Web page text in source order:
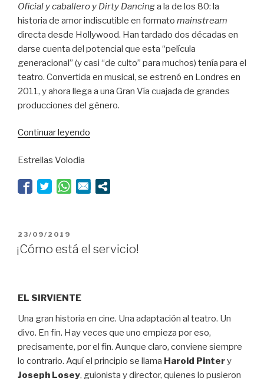
Oficial y caballero y Dirty Dancinga la de los 80: la
historia de amor indiscutible en formato mainstream
directa desde Hollywood. Han tardado dos décadas en
darse cuenta del potencial que esta “película
generacional” (y casi “de culto” para muchos) tenía para el
teatro. Convertida en musical, se estrenó en Londres en
2011, y ahora llega a una Gran Vía cuajada de grandes
producciones del género.
Continuar leyendo
Estrellas Volodia
PUBLICADO
EL
23/09/2019
¡Cómo está el servicio!
EL SIRVIENTE
Una gran historia en cine. Una adaptación al teatro. Un
divo. En fin. Hay veces que uno empieza por eso,
precisamente, por el fin. Aunque claro, conviene siempre
lo contrario. Aquí el principio se llama Harold Pintery
Joseph Losey, guionista y director, quienes lo pusieron